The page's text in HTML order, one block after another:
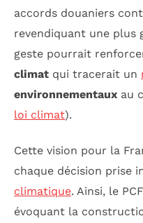
accords douaniers
revendiquant une plus
geste pourrait
climat qui tracerait un
environnementaux au
loi climat).
Cette vision pour la
chaque décision prise
climatique. Ainsi, le
évoquant la